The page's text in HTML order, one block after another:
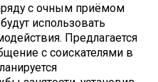
с очным приёмом
использовать
Предлагается
с соискателями в